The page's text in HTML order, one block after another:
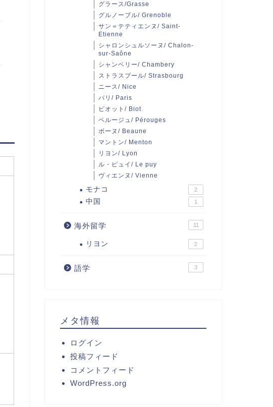
グラース/Grasse
グルノーブル/ Grenoble
サン＝テティエンヌ/ Saint-
Etienne
シャロンシュルソーヌ/ Chalon-
sur-Saône
シャンベリー/ Chambery
ストラスブール/ Strasbourg
ニース/ Nice
パリ/ Paris
ビオット/ Biot
ペルージュ/ Pérouges
ボーヌ/ Beaune
マントン/ Menton
リヨン/ Lyon
ル・ピュイ/ Le puy
ヴィエンヌ/ Vienne
モナコ 2
中国 1
海外留学 11
リヨン 2
語学 3
メタ情報
ログイン
投稿フィード
コメントフィード
WordPress.org